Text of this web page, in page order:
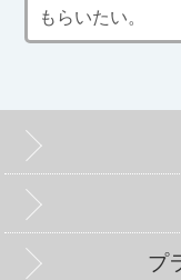
もらいたい。
プ